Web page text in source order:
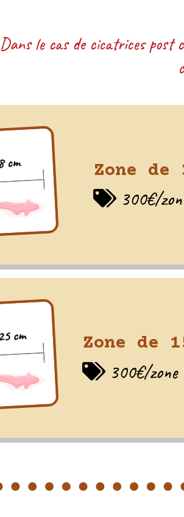
Dans le cas de cicatrices post
Zone de
300€/
Zone de
300€/zone